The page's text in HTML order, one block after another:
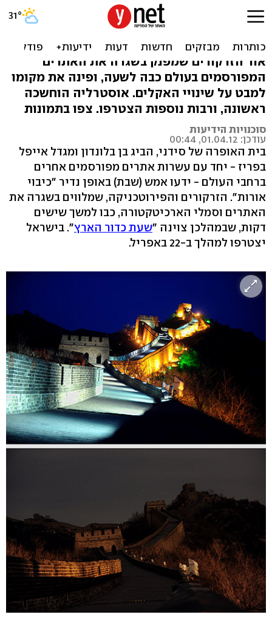
חושך, מצלמים: שעת כדור
הארץ ברחבי העולם
אור הזרקורים שמפנק בשגרה את האתרים
המפורסמים בעולם כבה לשעה, ופינה את מקומו
למבט על שינויי האקלים. אוסטרליה הוחשכה
ראשונה, ורבות נוספות הצטרפו. צפו בתמונות
סוכנויות הידיעות
עודכן: 01.04.12, 00:44
בית האופרה של סידני, הביג בן בלונדון ומגדל אייפל
בפריז - יחד עם עשרות אתרים מפורסמים אחרים
ברחבי העולם - ידעו אמש (שבת) באופן נדיר "כיבוי
אורות". הזרקורים והפירוטכניקה, שמלווים בשגרה את
האתרים וסמלי הארכיטקטורה, כבו למשך שישים
דקות, שבמהלכן צוינה "שעת כדור הארץ". בישראל
יצטרפו למהלך ב-22 באפריל.